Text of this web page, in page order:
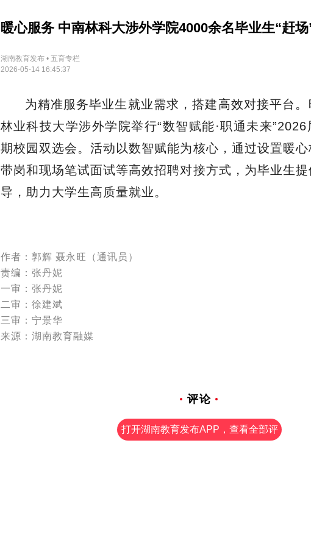
暖心服务 中南林科大涉外学院4000余名毕业生“赶
湖南教育发布 • 五育专栏
2026-05-14 16:45:37
为精准服务毕业生就业需求，搭建高效对接平台
林业科技大学涉外学院举行“数智赋能·职通未来
期校园双选会。活动以数智赋能为核心，通过设置暖
带岗和现场笔试面试等高效招聘对接方式，为毕业生
导，助力大学生高质量就业。
作者：郭辉 聂永旺（通讯员）
责编：张丹妮
一审：张丹妮
二审：徐建斌
三审：宁景华
来源：湖南教育融媒
评论
打开湖南教育发布APP，查看全部评